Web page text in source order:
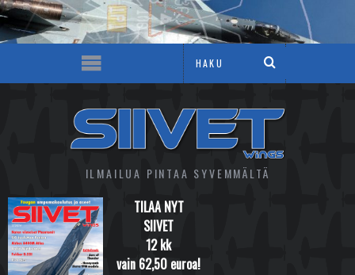
ILMAILUA PINTAA SYVEMMÄLTÄ
TILAA NYT
SIIVET
12 kk
vain 62,50 euroa!